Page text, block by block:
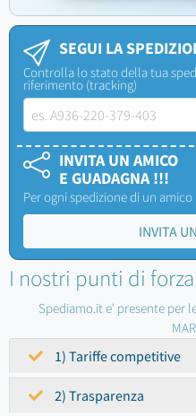
SEGUI LA
Controlla lo stato della tua
riferimento (tracking)
INVITA UN AMICO
E GUADAGNA !!!
Per ogni spedizione di un
INVITA
I nostri punti di
Spediamo.it e' presente per
1) Tariffe competitive
2) Trasparenza